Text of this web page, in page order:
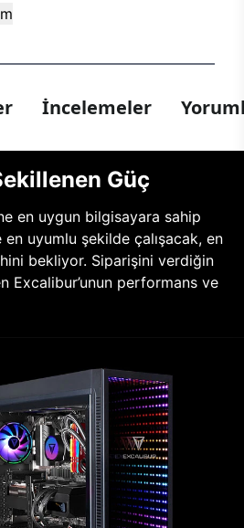
İncelemeler
Güç
en uygun bilgisayara sahip
uyumlu şekilde çalışacak, en
bekliyor. Siparişini verdiğin
Excalibur’unun performans ve